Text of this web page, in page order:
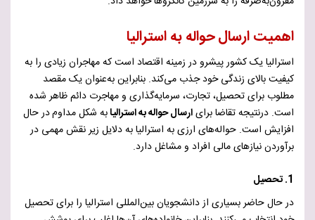
اهمیت ارسال حواله به استرالیا
استرالیا یک کشور پیشرو در زمینه اقتصاد است که مهاجران زیادی را به
کیفیت بالای زندگی خود جذب می‌کند. بنابراین به‌عنوان یک مقصد
مطلوب برای تحصیل، تجارت، سرمایه‌گذاری و مهاجرت دائم ظاهر شده
است. درنتیجه تقاضا برایارسال حواله به استرالیابه شکل مداومدر حال
افزایش است. حواله‌های ارزی به استرالیا به دلایل زیر نقش مهمی در
برآوردن نیازهای مالی افراد و مشاغل دارد.
1. تحصیل
در حال حاضر بسیاری از دانشجویان بین‌المللی استرالیا را برای تحصیل